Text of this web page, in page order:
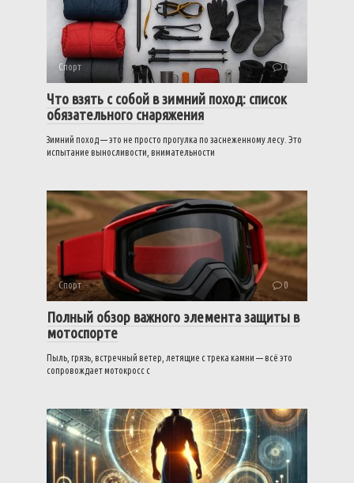
Спорт 0
Что взять с собой в зимний поход: список
обязательного снаряжения
Зимний поход — это не просто прогулка по заснеженному лесу. Это
испытание выносливости, внимательности
Спорт 0
Полный обзор важного элемента защиты в
мотоспорте
Пыль, грязь, встречный ветер, летящие с трека камни — всё это
сопровождает мотокросс с